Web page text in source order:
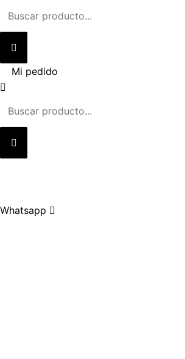
Mi pedido
Whatsapp